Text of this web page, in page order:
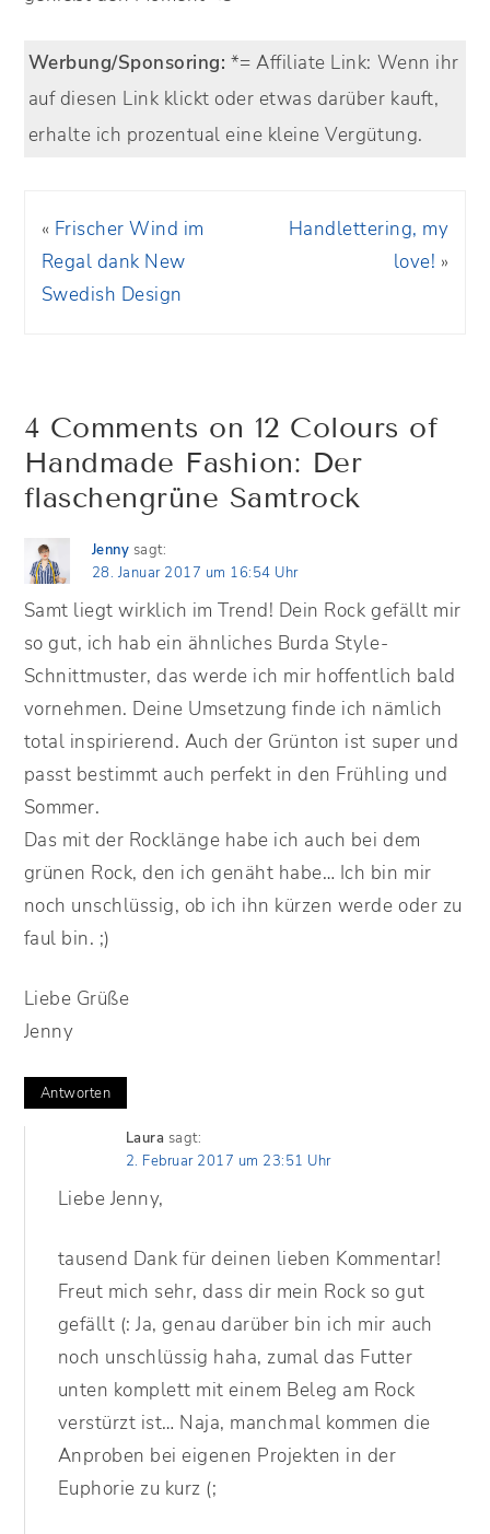
Werbung/Sponsoring: *= Affiliate Link: Wenn ihr
auf diesen Link klickt oder etwas darüber kauft,
erhalte ich prozentual eine kleine Vergütung.
« Frischer Wind im
Regal dank New
Swedish Design
Handlettering, my
love! »
4 Comments on 12 Colours of
Handmade Fashion: Der
flaschengrüne Samtrock
Jenny sagt:
28. Januar 2017 um 16:54 Uhr
Samt liegt wirklich im Trend! Dein Rock gefällt mir
so gut, ich hab ein ähnliches Burda Style-
Schnittmuster, das werde ich mir hoffentlich bald
vornehmen. Deine Umsetzung finde ich nämlich
total inspirierend. Auch der Grünton ist super und
passt bestimmt auch perfekt in den Frühling und
Sommer.
Das mit der Rocklänge habe ich auch bei dem
grünen Rock, den ich genäht habe… Ich bin mir
noch unschlüssig, ob ich ihn kürzen werde oder zu
faul bin. ;)
Liebe Grüße
Jenny
Antworten
Laura sagt:
2. Februar 2017 um 23:51 Uhr
Liebe Jenny,
tausend Dank für deinen lieben Kommentar!
Freut mich sehr, dass dir mein Rock so gut
gefällt (: Ja, genau darüber bin ich mir auch
noch unschlüssig haha, zumal das Futter
unten komplett mit einem Beleg am Rock
verstürzt ist… Naja, manchmal kommen die
Anproben bei eigenen Projekten in der
Euphorie zu kurz (;